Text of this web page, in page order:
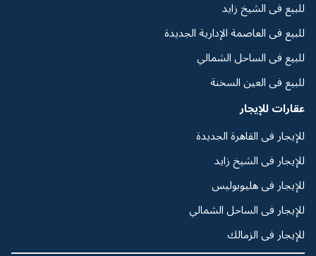
للبيع فى الشيخ زايد
للبيع فى العاصمة الإدارية الجديدة
للبيع فى الساحل الشمالي
للبيع فى العين السخنة
عقارات للإيجار
للإيجار فى القاهرة الجديدة
للإيجار فى الشيخ زايد
للإيجار فى هليوبوليس
للإيجار فى الساحل الشمالي
للإيجار فى الزمالك